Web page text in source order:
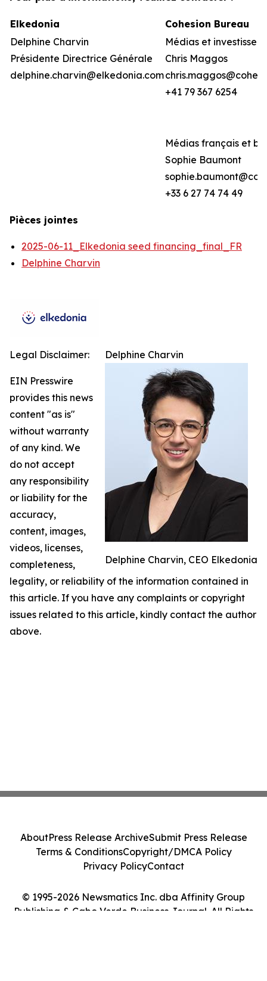
Elkedonia
Cohesion Bureau
Delphine Charvin
Présidente Directrice Générale
delphine.charvin@elkedonia.com
Médias et
Chris Maggos
+41 79 367 6254
Médias français et
Sophie Baumont
+33 6 27 74 74 49
Pièces jointes
2025-06-11_Elkedonia seed financing_final_FR
Delphine Charvin
Delphine Charvin
Delphine Charvin, CEO Elkedonia
Legal Disclaimer:
EIN Presswire
provides this news
content "as is"
without warranty
of any kind. We
do not accept
any responsibility
or liability for the
accuracy,
content, images,
videos, licenses,
completeness,
legality, or reliability of the information contained in
this article. If you have any complaints or copyright
issues related to this article, kindly contact the author
above.
© 1995-2026 Newsmatics Inc. dba Affinity Group
Publishing & Cabo Verde Business Journal. All Rights
AboutPress Release ArchiveSubmit Press Release
Terms & ConditionsCopyright/DMCA Policy
Privacy PolicyContact